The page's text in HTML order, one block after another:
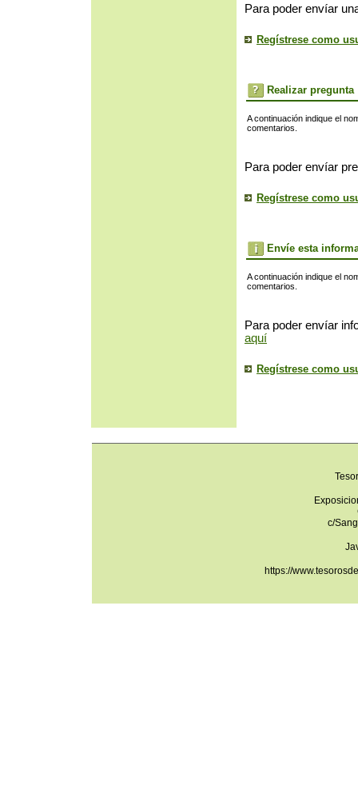
Para poder envíar
Regístrese como
Realizar pregunta
A continuación indique el
comentarios.
Para poder envíar
Regístrese como
Envíe esta
A continuación indique el
comentarios.
Para poder envíar
aquí
Regístrese como
c/
https://